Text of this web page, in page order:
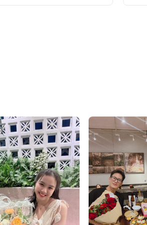
hoặc dáng A-line.
cưới xòe, vải voan
nhé. Đặt ngay hoa cưới
Tham khảo thêm mẫu